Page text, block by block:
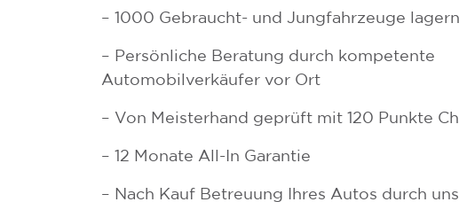
– 1000 Gebraucht- und Jungfahrzeuge
– Persönliche Beratung durch kompetente
Automobilverkäufer vor Ort
– Von Meisterhand geprüft mit 120 Punkte
– 12 Monate All-In Garantie
– Nach Kauf Betreuung Ihres Autos durch